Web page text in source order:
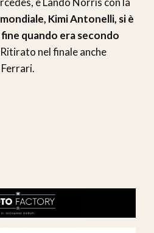
Kimi Antonelli, si è
quando era secondo
nel finale anche